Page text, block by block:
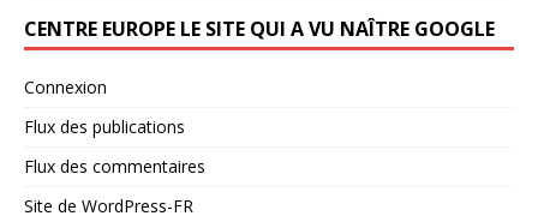
CENTRE EUROPE LE SITE QUI A VU NAÎTRE GOOGLE
Connexion
Flux des publications
Flux des commentaires
Site de WordPress-FR